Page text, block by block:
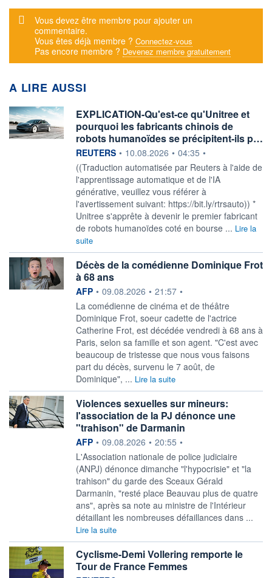
Message d'alerte
Vous devez être membre pour ajouter un
commentaire.
Vous êtes déjà membre ? Connectez-vous
Pas encore membre ? Devenez membre gratuitement
A LIRE AUSSI
EXPLICATION-Qu'est-ce qu'Unitree et
pourquoi les fabricants chinois de
robots humanoïdes se précipitent-ils p…
information fournie par
REUTERS • 10.08.2026 • 04:35 •
((Traduction automatisée par Reuters à l'aide de
l'apprentissage automatique et de l'IA
générative, veuillez vous référer à
l'avertissement suivant: https://bit.ly/rtrsauto)) *
Unitree s'apprête à devenir le premier fabricant
de robots humanoïdes coté en bourse ... Lire la
suite
Décès de la comédienne Dominique Frot
à 68 ans
information fournie par
AFP • 09.08.2026 • 21:57 •
La comédienne de cinéma et de théâtre
Dominique Frot, soeur cadette de l'actrice
Catherine Frot, est décédée vendredi à 68 ans à
Paris, selon sa famille et son agent. "C'est avec
beaucoup de tristesse que nous vous faisons
part du décès, survenu le 7 août, de
Dominique", ... Lire la suite
Violences sexuelles sur mineurs:
l'association de la PJ dénonce une
"trahison" de Darmanin
information fournie par
AFP • 09.08.2026 • 20:55 •
L'Association nationale de police judiciaire
(ANPJ) dénonce dimanche "l'hypocrisie" et "la
trahison" du garde des Sceaux Gérald
Darmanin, "resté place Beauvau plus de quatre
ans", après sa note au ministre de l'Intérieur
détaillant les nombreuses défaillances dans ...
Lire la suite
Cyclisme-Demi Vollering remporte le
Tour de France Femmes